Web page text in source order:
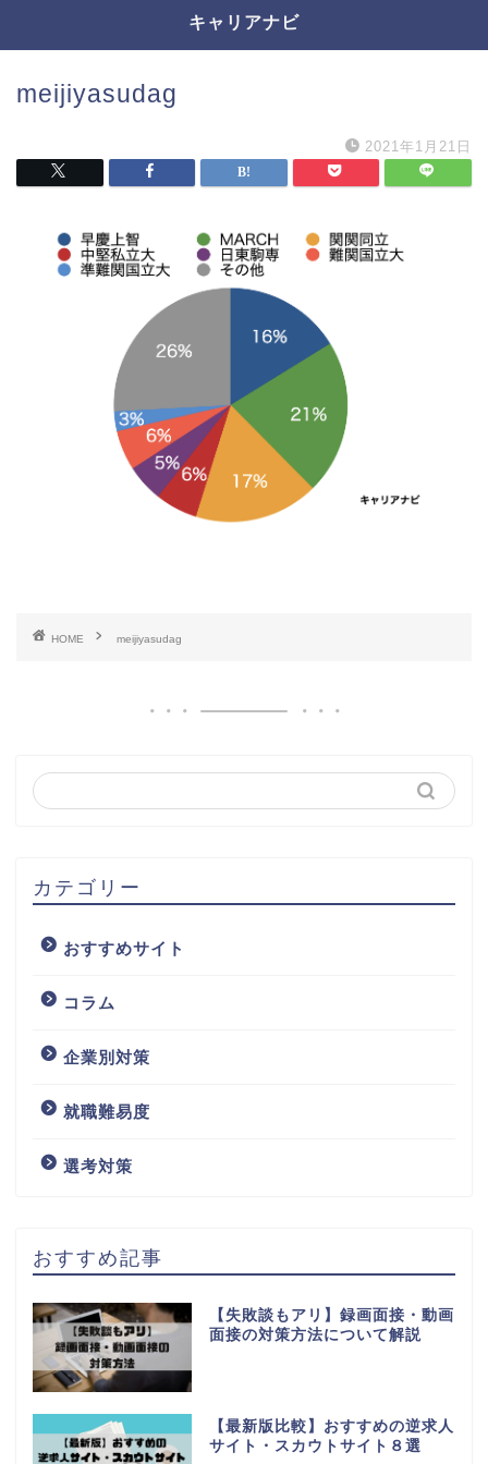
キャリアナビ
meijiyasudag
2021年1月21日
HOME meijiyasudag
カテゴリー
おすすめサイト
コラム
企業別対策
就職難易度
選考対策
おすすめ記事
【失敗談もアリ】録画面接・動画
面接の対策方法について解説
【最新版比較】おすすめの逆求人
サイト・スカウトサイト８選